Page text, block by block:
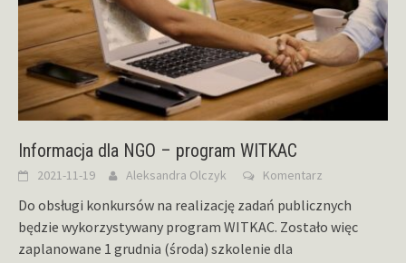
Informacja dla NGO – program WITKAC
2021-11-19 Aleksandra Olczyk Komentarz
Do obsługi konkursów na realizację zadań publicznych
będzie wykorzystywany program WITKAC. Zostało więc
zaplanowane 1 grudnia (środa) szkolenie dla